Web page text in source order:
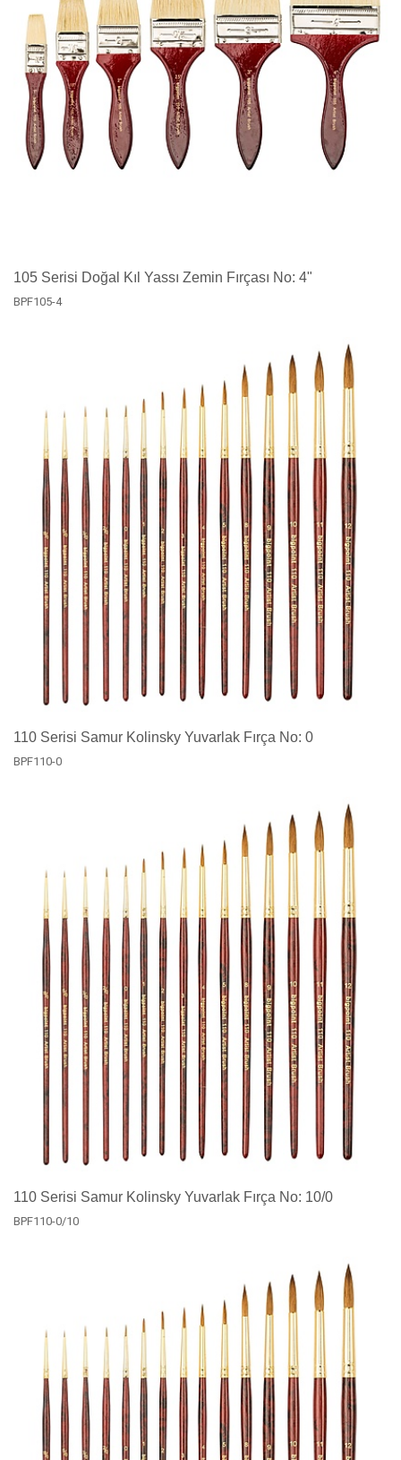
105 Serisi Doğal Kıl Yassı Zemin Fırçası No: 4"
BPF105-4
110 Serisi Samur Kolinsky Yuvarlak Fırça No: 0
BPF110-0
110 Serisi Samur Kolinsky Yuvarlak Fırça No: 10/0
BPF110-0/10